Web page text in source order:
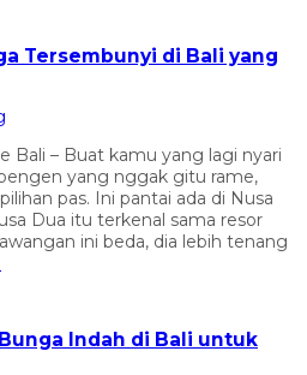
Tersembunyi di Bali yang
Bali – Buat kamu yang lagi nyari
yang nggak gitu rame,
pas. Ini pantai ada di Nusa
Dua itu terkenal sama resor
ini beda, dia lebih tenang
Indah di Bali untuk